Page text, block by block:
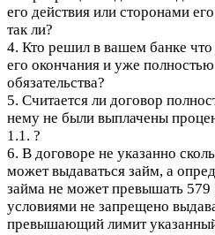
его действия или сторонами
так ли?
4. Кто решил в вашем банке
его окончания и уже
обязательства?
5. Считается ли договор
нему не были выплачены
1.1. ?
6. В договоре не указанно
может выдаваться займ, а
займа не может превышать 579
условиями не запрещено
превышающий лимит